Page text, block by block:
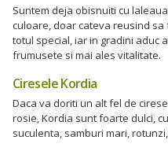
Suntem deja obisnuiti cu
culoare, doar cateva reusind
totul special, iar in gradini aduc
frumusete si mai ales vitalitate.
Ciresele Kordia
Daca va doriti un alt fel de
rosie, Kordia sunt foarte dulci,
suculenta, samburi mari,